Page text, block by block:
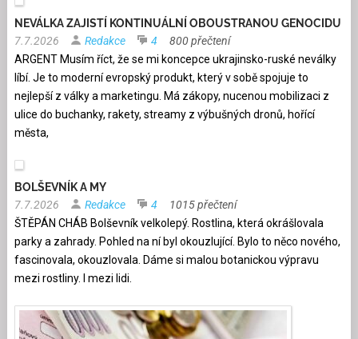
NEVÁLKA ZAJISTÍ KONTINUÁLNÍ OBOUSTRANOU GENOCIDU
7.7.2026
Redakce 4
800 přečtení
ARGENT Musím říct, že se mi koncepce ukrajinsko-ruské neválky
líbí. Je to moderní evropský produkt, který v sobě spojuje to
nejlepší z války a marketingu. Má zákopy, nucenou mobilizaci z
ulice do buchanky, rakety, streamy z výbušných dronů, hořící
města,
BOLŠEVNÍK A MY
7.7.2026
Redakce 4
1015 přečtení
ŠTĚPÁN CHÁB Bolševník velkolepý. Rostlina, která okrášlovala
parky a zahrady. Pohled na ní byl okouzlující. Bylo to něco nového,
fascinovala, okouzlovala. Dáme si malou botanickou výpravu
mezi rostliny. I mezi lidi.